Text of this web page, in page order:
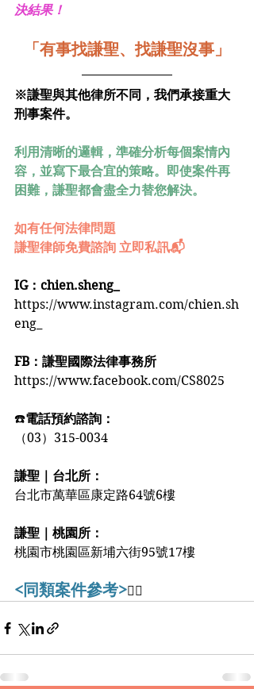
決結果！
「有事找謙聖、找謙聖沒事」
※謙聖與其他律所不同，我們承接重大
刑事案件。
利用清晰的邏輯，準確分析每個案情內
容，並寫下最合宜的策略。即使案件再
困難，謙聖都會盡全力替您解決。
如有任何法律問題
謙聖律師免費諮詢 立即私訊📬
IG：chien.sheng_
https://www.instagram.com/chien.sh
eng_
FB：謙聖國際法律事務所
https://www.facebook.com/CS8025
☎️電話預約諮詢：
（03）315-0034
謙聖｜台北所：
台北市萬華區康定路64號6樓
謙聖｜桃園所：
桃園市桃園區新埔六街95號17樓️️
<同類案件參考>👇🏻